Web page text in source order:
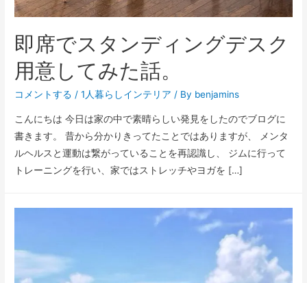
即席でスタンディングデスク
用意してみた話。
コメントする /1人暮らしインテリア / By benjamins
こんにちは 今日は家の中で素晴らしい発見をしたのでブログに
書きます。 昔から分かりきってたことではありますが、 メンタ
ルヘルスと運動は繋がっていることを再認識し、 ジムに行って
トレーニングを行い、家ではストレッチやヨガを […]